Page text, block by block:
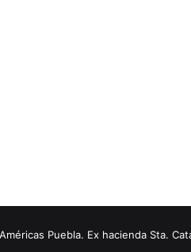
Puebla. Ex hacienda Sta.